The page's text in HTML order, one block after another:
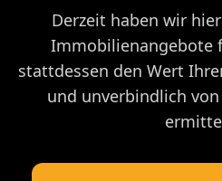
Derzeit haben wir
Immobilienangebote
stattdessen den Wert
und unverbindlich